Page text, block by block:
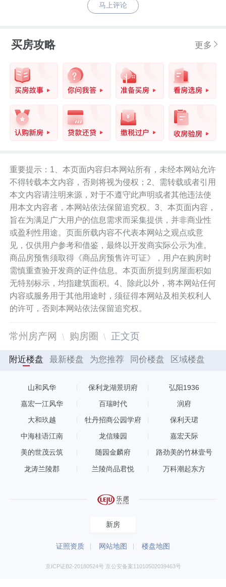
马上评论
买房攻略 更多
重要提示：1、本页面内容归本网站所有，未经本网站允许
不得转载本文内容，否则将视为侵权；2、需转载或者引用
本文内容请注明来源，对于不遵守此声明或者其他违法使
用本文内容者，本网站依法保留追究权。3、本页面内容，
旨在为满足广大用户的信息需求而采集提供，并非商业性
或盈利性用途。页面所载内容不代表本网站之观点或意
见，仅供用户参考和借鉴，最终以开发商实际公示为准。
商品房预售须取得《商品房预售许可证》，用户在购房时
需慎重查验开发商的证件信息。本页面所提到房屋面积如
无特别标示，均指建筑面积。4、除此以外，将本网站任何
内容或服务用于其他用途时，须征得本网站及相关权利人
的许可，否则本网站依法保留追究权。
常州房产网 购房圈 正文页
附近楼盘 最新楼盘 为您推荐 同价楼盘 区域楼盘
山和风华 保利龙湖景玥府 弘阳1936
嘉宏一江风华 百瑞时代 润府
大和玖越 牡丹招商公园学府 保利天珺
中海桂语江南 龙信臻园 嘉宏天际
美的世茂云筑 随园金麟府 路劲美的竹林壹号
龙涛兰陵郡 兰陵尚品君悦 万科潮起东方
新房
证照资质 网站地图 楼盘地图
京ICP证B2-20180524号 京公安备案11010502039463号